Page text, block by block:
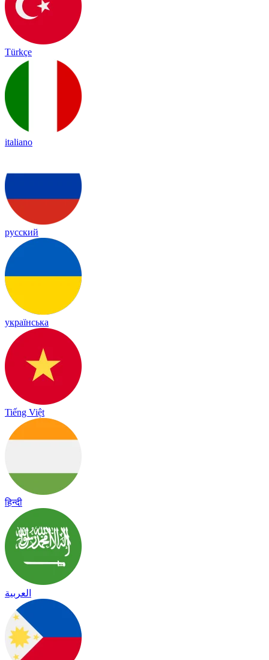
Türkçe
italiano
русский
українська
Tiếng Việt
हिन्दी
العربية